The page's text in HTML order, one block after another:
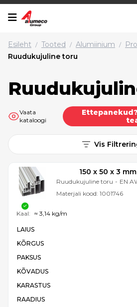
Esileht / Tooted / Alumiinium /
Ruudukujuline toru
Vaata
kataloogi
Vis
150 x 50 x 3 mm
Ruudukujuline toru - EN
Materjali kood: 1001746
LAIUS
KÕRGUS
PAKSUS
KÕVADUS
KARASTUS
RAADIUS
Kaal: ≈ 3,14 kg/m